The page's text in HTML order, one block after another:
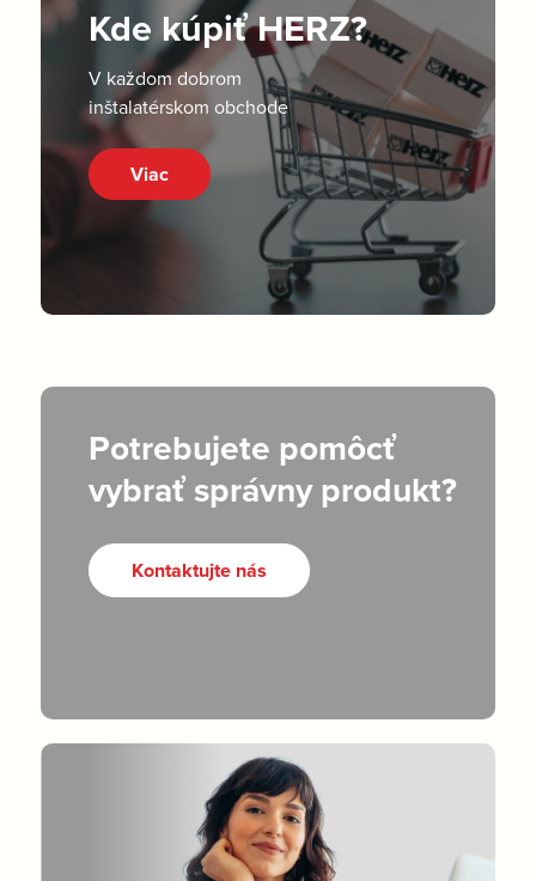
Kde kúpiť HERZ?
V každom dobrom
inštalatérskom obchode
Viac
Potrebujete pomôcť
vybrať správny produkt?
Kontaktujte nás